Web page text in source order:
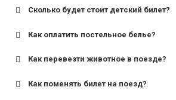
для поездов дальнего следования
для пригородных поездов — от 7
Сколько будет стоит детский билет?
Как оплатить постельное белье?
Как перевезти животное в поезде?
Как поменять билет на поезд?